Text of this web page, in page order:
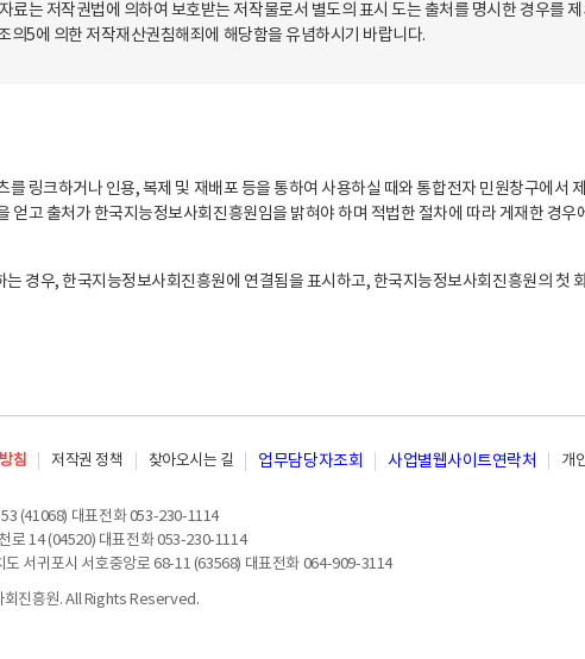
료는 저작권법에 의하여 보호받는 저작물로서 별도의 표시 도는 출처를 명시한 경우를
의5에 의한 저작재산권침해죄에 해당함을 유념하시기 바랍니다.
링크하거나 인용, 복제 및 재배포 등을 통하여 사용하실 때와 통합전자 민원창구에서
얻고 출처가 한국지능정보사회진흥원임을 밝혀야 하며 적법한 절차에 따라 게재한 경
경우, 한국지능정보사회진흥원에 연결됨을 표시하고, 한국지능정보사회진흥원의 첫
침 저작권 정책 찾아오시는 길 업무담당자조회 사업별웹사이트연락처 개
(41068) 대표전화 053-230-1114
로 14 (04520) 대표전화 053-230-1114
도 서귀포시 서호중앙로 68-11 (63568) 대표전화 064-909-3114
진흥원. All Rights Reserved.